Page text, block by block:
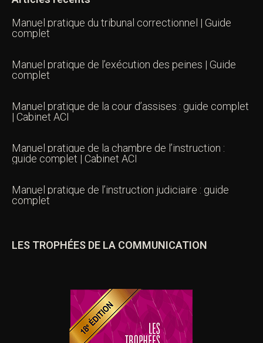
Manuel pratique du tribunal correctionnel | Guide
complet
Manuel pratique de l’exécution des peines | Guide
complet
Manuel pratique de la cour d’assises : guide complet
| Cabinet ACI
Manuel pratique de la chambre de l’instruction :
guide complet | Cabinet ACI
Manuel pratique de l’instruction judiciaire : guide
complet
LES TROPHÉES DE LA COMMUNICATION